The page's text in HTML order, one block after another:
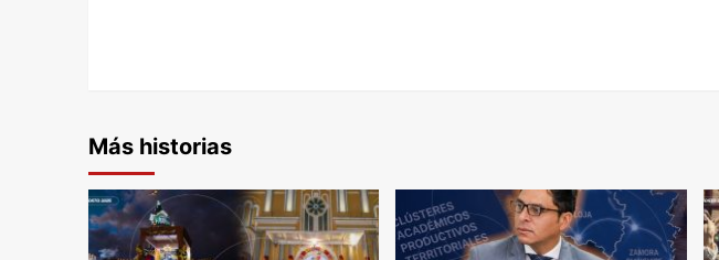
Más historias